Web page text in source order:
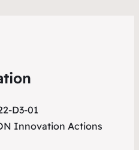
D3-01
Innovation Actions